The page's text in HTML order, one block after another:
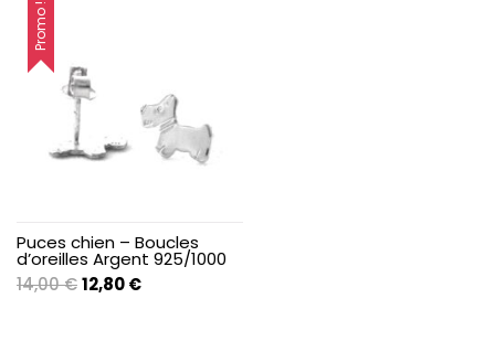
Promo !
Puces chien – Boucles
d’oreilles Argent 925/1000
14,00€Le
12,80€Le